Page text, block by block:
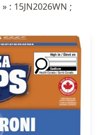
: 15JN2026WN ;